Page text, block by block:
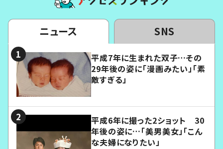
ニュース SNS
平成7年に生まれた双子…その
29年後の姿に「漫画みたい」「素
敵すぎる」
平成6年に撮った2ショット 30
年後の姿に…「美男美女」「こん
な夫婦になりたい」